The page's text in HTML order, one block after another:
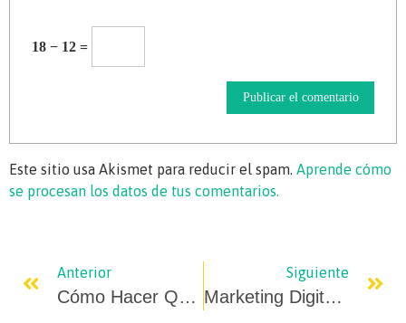
18 − 12 =
Este sitio usa Akismet para reducir el spam. Aprende cómo
se procesan los datos de tus comentarios.
Anterior
Cómo Hacer Que Instagram Te Recomiende
Siguiente
Marketing Digital: Por Dónde Empezar